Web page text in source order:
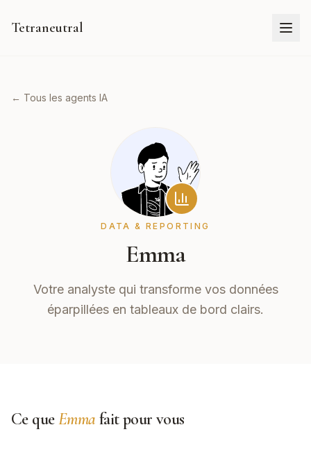
Tetraneutral
← Tous les agents IA
DATA & REPORTING
Emma
Votre analyste qui transforme vos données
éparpillées en tableaux de bord clairs.
Ce queEmma fait pour vous